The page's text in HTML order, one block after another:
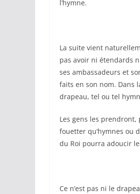
l’hymne.
La suite vient
pas avoir ni étendards
ses ambassadeurs et
faits en son nom. Dans
drapeau, tel ou tel
Les gens les
fouetter qu’hymnes ou
du Roi pourra adoucir
Ce n’est pas ni le